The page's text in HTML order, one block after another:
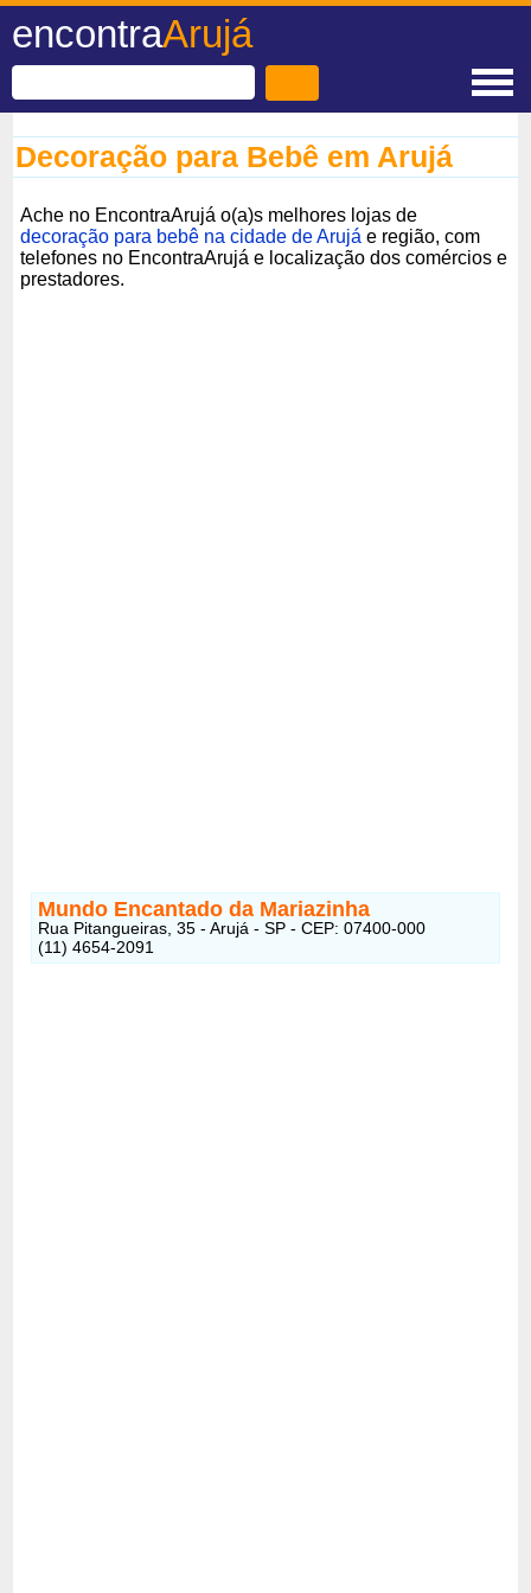
encontraArujá
Decoração para Bebê em Arujá
Ache no EncontraArujá o(a)s melhores lojas de
decoração para bebê na cidade de Arujá e região, com
telefones no EncontraArujá e localização dos comércios e
prestadores.
Mundo Encantado da Mariazinha
Rua Pitangueiras, 35 - Arujá - SP - CEP: 07400-000
(11) 4654-2091